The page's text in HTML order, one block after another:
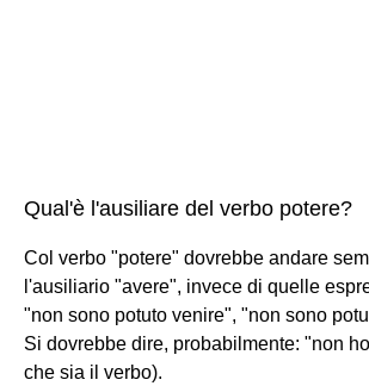
Qual'è l'ausiliare del verbo potere?
Col verbo "potere" dovrebbe andare
l'ausiliario "avere", invece di quelle
"non sono potuto venire", "non sono
Si dovrebbe dire, probabilmente: "non
che sia il verbo).